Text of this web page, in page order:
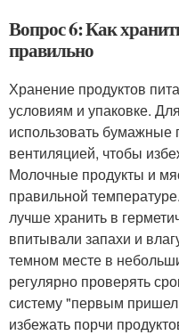
Вопрос 6: Как
правильно
Хранение продуктов
условиям и упаковке.
использовать бумажные
вентиляцией, чтобы
Молочные продукты и
правильной
лучше хранить в
впитывали запахи и
темном месте в
регулярно проверять
систему "первым
избежать порчи